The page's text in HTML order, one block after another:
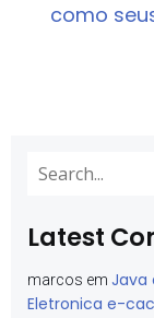
como
Latest
marcos em Java
Eletronica e-cac